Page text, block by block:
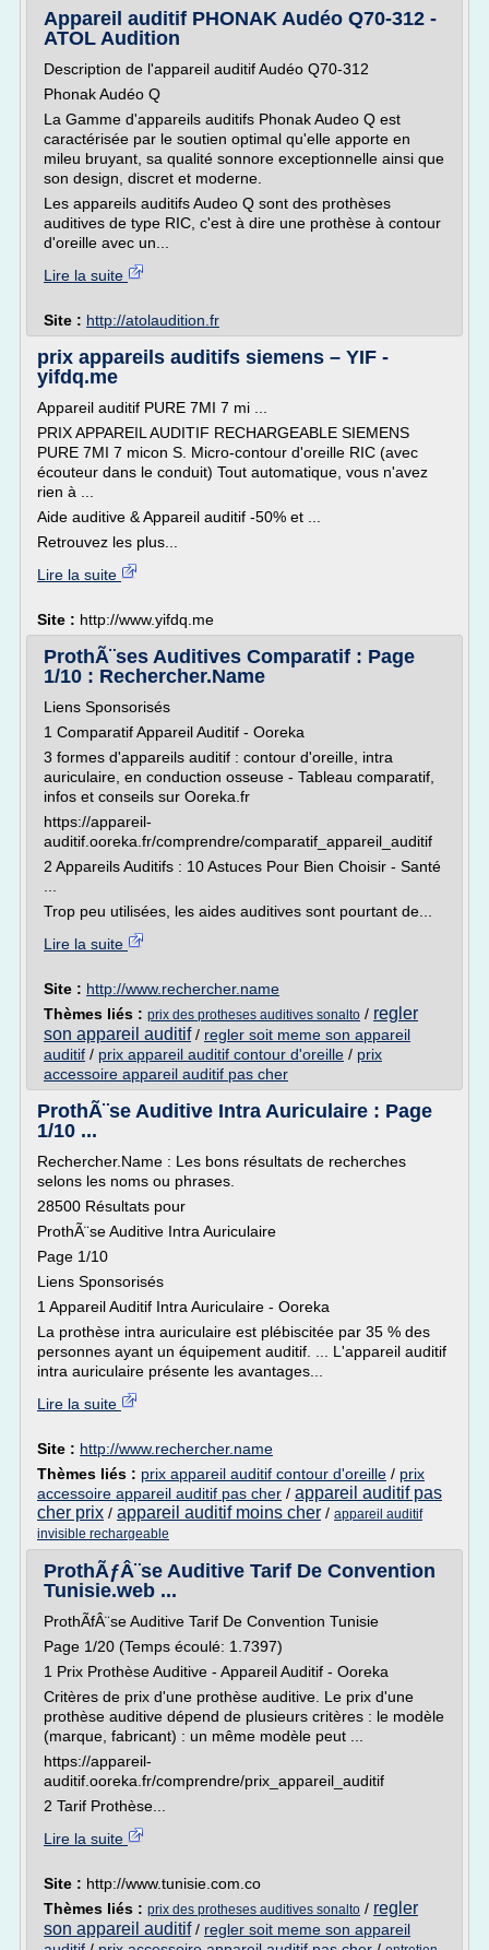
Appareil auditif PHONAK Audéo Q70-312 -
ATOL Audition
Description de l'appareil auditif Audéo Q70-312
Phonak Audéo Q
La Gamme d'appareils auditifs Phonak Audeo Q est
caractérisée par le soutien optimal qu'elle apporte en
mileu bruyant, sa qualité sonnore exceptionnelle ainsi que
son design, discret et moderne.
Les appareils auditifs Audeo Q sont des prothèses
auditives de type RIC, c'est à dire une prothèse à contour
d'oreille avec un...
Lire la suite
Site : http://atolaudition.fr
prix appareils auditifs siemens – YIF -
yifdq.me
Appareil auditif PURE 7MI 7 mi ...
PRIX APPAREIL AUDITIF RECHARGEABLE SIEMENS
PURE 7MI 7 micon S. Micro-contour d'oreille RIC (avec
écouteur dans le conduit) Tout automatique, vous n'avez
rien à ...
Aide auditive & Appareil auditif -50% et ...
Retrouvez les plus...
Lire la suite
Site : http://www.yifdq.me
ProthÃ¨ses Auditives Comparatif : Page
1/10 : Rechercher.Name
Liens Sponsorisés
1 Comparatif Appareil Auditif - Ooreka
3 formes d'appareils auditif : contour d'oreille, intra
auriculaire, en conduction osseuse - Tableau comparatif,
infos et conseils sur Ooreka.fr
https://appareil-
auditif.ooreka.fr/comprendre/comparatif_appareil_auditif
2 Appareils Auditifs : 10 Astuces Pour Bien Choisir - Santé
Trop peu utilisées, les aides auditives sont pourtant de...
Lire la suite
Site : http://www.rechercher.name
Thèmes liés : prix des protheses auditives sonalto / regler
son appareil auditif/ regler soit meme son appareil
auditif / prix appareil auditif contour d'oreille / prix
accessoire appareil auditif pas cher
ProthÃ¨se Auditive Intra Auriculaire : Page
1/10 ...
Rechercher.Name : Les bons résultats de recherches
selons les noms ou phrases.
28500 Résultats pour
ProthÃ¨se Auditive Intra Auriculaire
Page 1/10
Liens Sponsorisés
1 Appareil Auditif Intra Auriculaire - Ooreka
La prothèse intra auriculaire est plébiscitée par 35 % des
personnes ayant un équipement auditif. ... L'appareil auditif
intra auriculaire présente les avantages...
Lire la suite
Site : http://www.rechercher.name
Thèmes liés : prix appareil auditif contour d'oreille / prix
accessoire appareil auditif pas cher / appareil auditif pas
cher prix / appareil auditif moins cher / appareil auditif
invisible rechargeable
ProthÃƒÂ¨se Auditive Tarif De Convention
Tunisie.web ...
ProthÃfÂ¨se Auditive Tarif De Convention Tunisie
Page 1/20 (Temps écoulé: 1.7397)
1 Prix Prothèse Auditive - Appareil Auditif - Ooreka
Critères de prix d'une prothèse auditive. Le prix d'une
prothèse auditive dépend de plusieurs critères : le modèle
(marque, fabricant) : un même modèle peut ...
https://appareil-
auditif.ooreka.fr/comprendre/prix_appareil_auditif
2 Tarif Prothèse...
Lire la suite
Site : http://www.tunisie.com.co
Thèmes liés : prix des protheses auditives sonalto / regler
son appareil auditif/ regler soit meme son appareil